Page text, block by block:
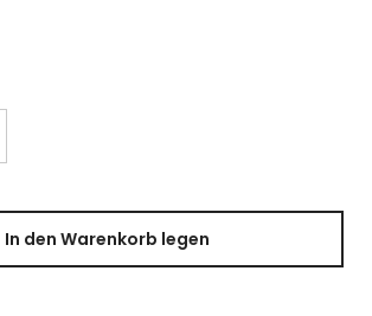
In den Warenkorb legen